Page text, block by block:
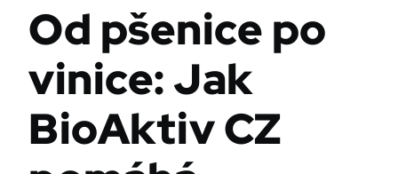
Od pšenice po
vinice: Jak
BioAktiv CZ